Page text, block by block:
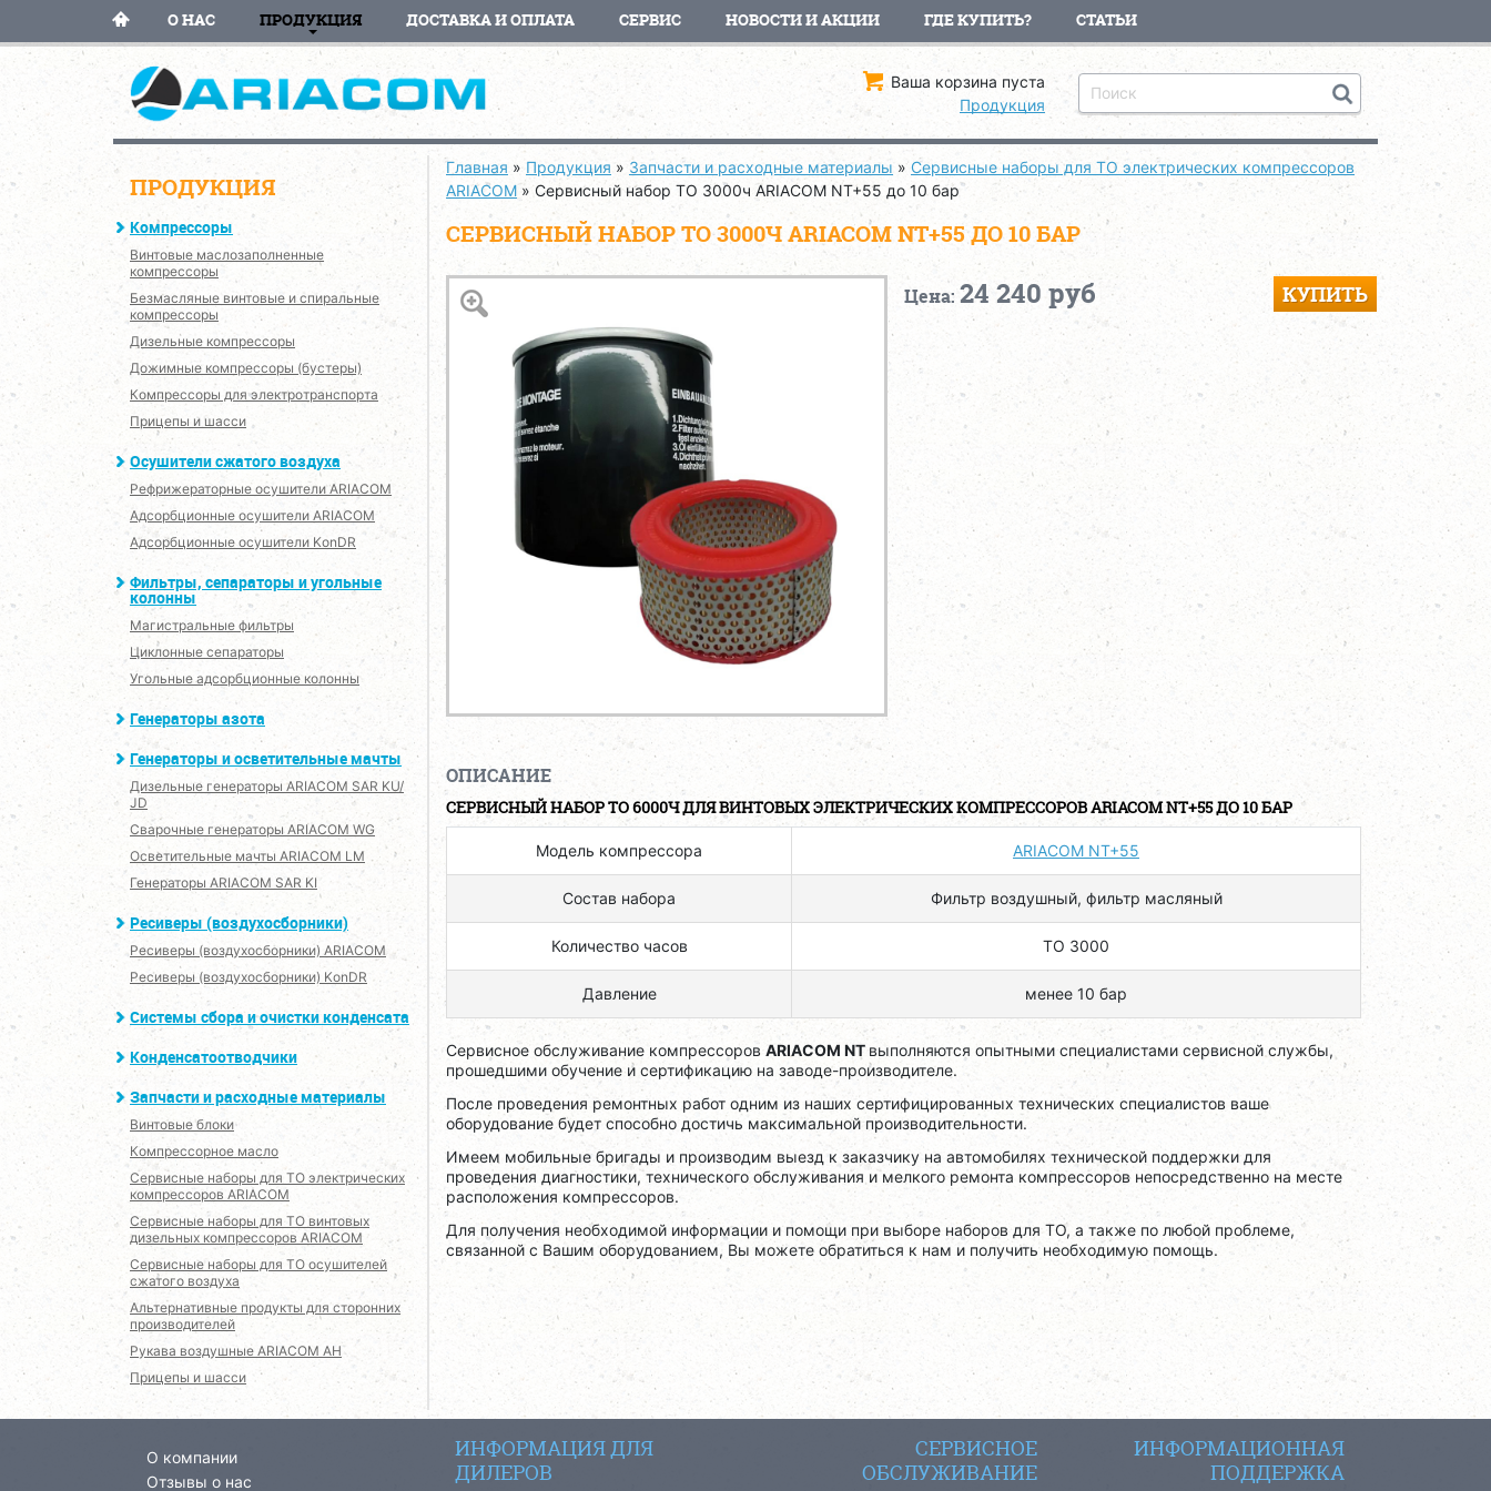
О НАС ПРОДУКЦИЯ ДОСТАВКА И ОПЛАТА СЕРВИС НОВОСТИ И АКЦИИ ГДЕ КУПИТЬ? СТАТЬИ
Ваша корзина пуста
Продукция
ПРОДУКЦИЯ
Компрессоры
Винтовые маслозаполненные
компрессоры
Безмасляные винтовые и спиральные
компрессоры
Дизельные компрессоры
Дожимные компрессоры (бустеры)
Компрессоры для электротранспорта
Прицепы и шасси
Осушители сжатого воздуха
Рефрижераторные осушители ARIACOM
Адсорбционные осушители ARIACOM
Адсорбционные осушители KonDR
Фильтры, сепараторы и угольные
колонны
Магистральные фильтры
Циклонные сепараторы
Угольные адсорбционные колонны
Генераторы азота
Генераторы и осветительные мачты
Дизельные генераторы ARIACOM SAR KU/
JD
Сварочные генераторы ARIACOM WG
Осветительные мачты ARIACOM LM
Генераторы ARIACOM SAR KI
Ресиверы (воздухосборники)
Ресиверы (воздухосборники) ARIACOM
Ресиверы (воздухосборники) KonDR
Системы сбора и очистки конденсата
Конденсатоотводчики
Запчасти и расходные материалы
Винтовые блоки
Компрессорное масло
Сервисные наборы для ТО электрических
компрессоров ARIACOM
Сервисные наборы для ТО винтовых
дизельных компрессоров ARIACOM
Сервисные наборы для ТО осушителей
сжатого воздуха
Альтернативные продукты для сторонних
производителей
Рукава воздушные ARIACOM AH
Прицепы и шасси
Главная » Продукция » Запчасти и расходные материалы » Сервисные наборы для ТО электрических компрессоров
ARIACOM»Сервисный набор ТО 3000ч ARIACOM NT+55 до 10 бар
СЕРВИСНЫЙ НАБОР ТО 3000Ч ARIACOM NT+55 ДО 10 БАР
Цена: 24 240 руб КУПИТЬ
ОПИСАНИЕ
СЕРВИСНЫЙ НАБОР ТО 6000Ч ДЛЯ ВИНТОВЫХ ЭЛЕКТРИЧЕСКИХ КОМПРЕССОРОВ ARIACOM NT+55 ДО 10 БАР
Модель компрессора ARIACOM NT+55
Состав набора Фильтр воздушный, фильтр масляный
Количество часов ТО 3000
Давление менее 10 бар
Сервисное обслуживание компрессоров ARIACOM NT выполняются опытными специалистами сервисной службы,
прошедшими обучение и сертификацию на заводе-производителе.
После проведения ремонтных работ одним из наших сертифицированных технических специалистов ваше
оборудование будет способно достичь максимальной производительности.
Имеем мобильные бригады и производим выезд к заказчику на автомобилях технической поддержки для
проведения диагностики, технического обслуживания и мелкого ремонта компрессоров непосредственно на месте
расположения компрессоров.
Для получения необходимой информации и помощи при выборе наборов для ТО, а также по любой проблеме,
связанной с Вашим оборудованием, Вы можете обратиться к нам и получить необходимую помощь.
О компании
Отзывы о нас
ИНФОРМАЦИЯ ДЛЯ
ДИЛЕРОВ
СЕРВИСНОЕ
ОБСЛУЖИВАНИЕ
ИНФОРМАЦИОННАЯ
ПОДДЕРЖКА